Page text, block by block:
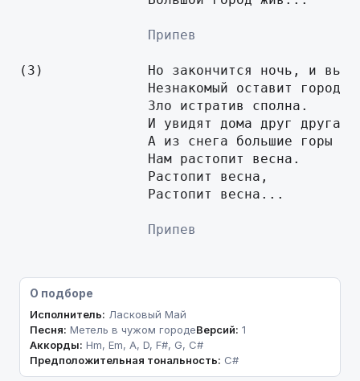
                Припев
(3)		Но закончится ночь, и вьюга
                Припев
О подборе
Исполнитель: Ласковый Май
Песня: Метель в чужом городеВерсий: 1
Аккорды: Hm, Em, A, D, F#, G, C#
Предположительная тональность: C#